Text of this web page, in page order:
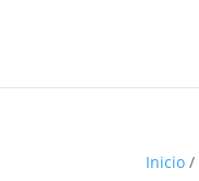
Inicio /